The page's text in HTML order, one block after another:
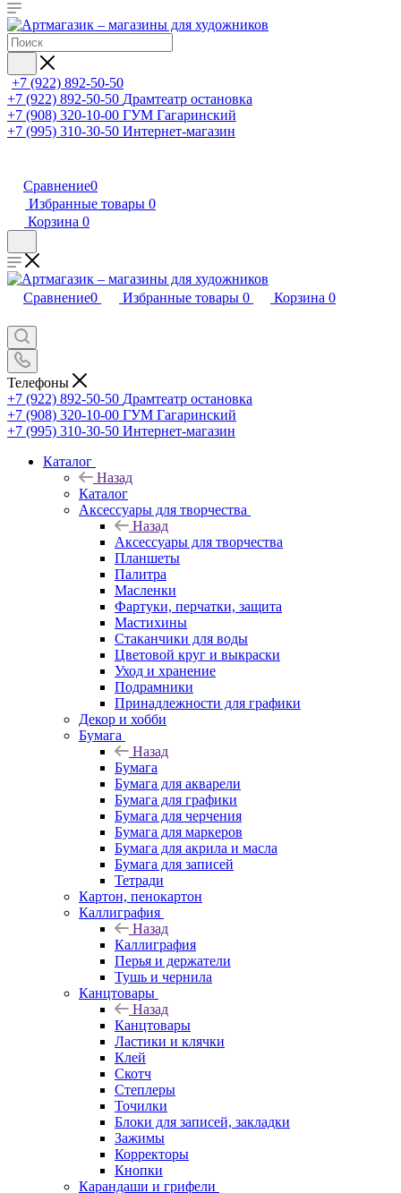
+7 (922) 892-50-50
+7 (922) 892-50-50 Драмтеатр остановка
+7 (908) 320-10-00 ГУМ Гагаринский
+7 (995) 310-30-50 Интернет-магазин
Сравнение0
Избранные товары 0
Корзина 0
Сравнение0 Избранные товары 0 Корзина 0
Телефоны
+7 (922) 892-50-50 Драмтеатр остановка
+7 (908) 320-10-00 ГУМ Гагаринский
+7 (995) 310-30-50 Интернет-магазин
Каталог
Назад
Каталог
Аксессуары для творчества
Назад
Аксессуары для творчества
Планшеты
Палитра
Масленки
Фартуки, перчатки, защита
Мастихины
Стаканчики для воды
Цветовой круг и выкраски
Уход и хранение
Подрамники
Принадлежности для графики
Декор и хобби
Бумага
Назад
Бумага
Бумага для акварели
Бумага для графики
Бумага для черчения
Бумага для маркеров
Бумага для акрила и масла
Бумага для записей
Тетради
Картон, пенокартон
Каллиграфия
Назад
Каллиграфия
Перья и держатели
Тушь и чернила
Канцтовары
Назад
Канцтовары
Ластики и клячки
Клей
Скотч
Степлеры
Точилки
Блоки для записей, закладки
Зажимы
Корректоры
Кнопки
Карандаши и грифели